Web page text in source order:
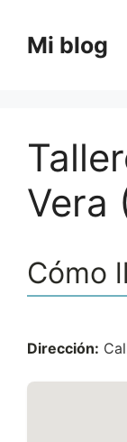
contenido
Mi blog
Vera
Cómo
Dirección: